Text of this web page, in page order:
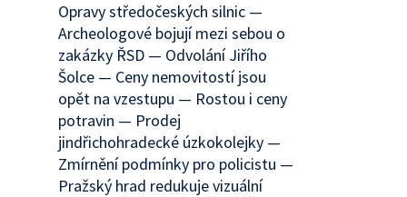
Opravy středočeských silnic —
Archeologové bojují mezi sebou o
zakázky ŘSD — Odvolání Jiřího
Šolce — Ceny nemovitostí jsou
opět na vzestupu — Rostou i ceny
potravin — Prodej
jindřichohradecké úzkokolejky —
Zmírnění podmínky pro policistu —
Pražský hrad redukuje vizuální